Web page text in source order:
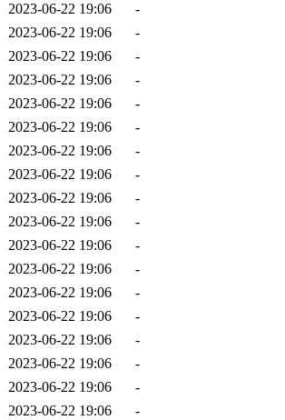
2023-06-22 19:06
-
2023-06-22 19:06
-
2023-06-22 19:06
-
2023-06-22 19:06
-
2023-06-22 19:06
-
2023-06-22 19:06
-
2023-06-22 19:06
-
2023-06-22 19:06
-
2023-06-22 19:06
-
2023-06-22 19:06
-
2023-06-22 19:06
-
2023-06-22 19:06
-
2023-06-22 19:06
-
2023-06-22 19:06
-
2023-06-22 19:06
-
2023-06-22 19:06
-
2023-06-22 19:06
-
2023-06-22 19:06
-